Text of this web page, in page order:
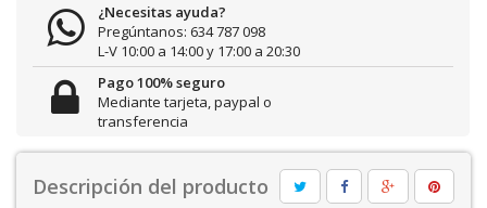
¿Necesitas ayuda?
Pregúntanos: 634 787 098
L-V 10:00 a 14:00 y 17:00 a 20:30
Pago 100% seguro
Mediante tarjeta, paypal o
transferencia
Descripción del producto